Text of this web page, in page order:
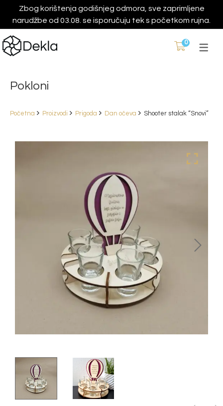
Zbog korištenja godišnjeg odmora, sve zaprimljene
narudžbe od 03.08. se isporučuju tek s početkom rujna.
0
Pokloni
Početna Proizvodi Prigoda Dan očeva Shooter stalak “Snovi”